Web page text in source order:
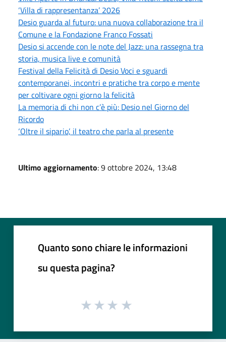
‘Villa di rappresentanza’ 2026
Desio guarda al futuro: una nuova collaborazione tra il
Comune e la Fondazione Franco Fossati
Desio si accende con le note del Jazz: una rassegna tra
storia, musica live e comunità
Festival della Felicità di Desio Voci e sguardi
contemporanei, incontri e pratiche tra corpo e mente
per coltivare ogni giorno la felicità
La memoria di chi non c’è più: Desio nel Giorno del
Ricordo
‘Oltre il sipario’, il teatro che parla al presente
Ultimo aggiornamento: 9 ottobre 2024, 13:48
Quanto sono chiare le informazioni
su questa pagina?